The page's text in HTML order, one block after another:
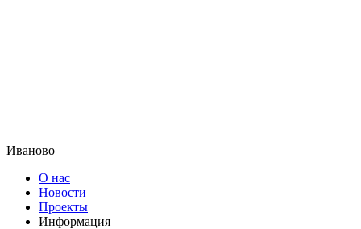
Иваново
О нас
Новости
Проекты
Информация